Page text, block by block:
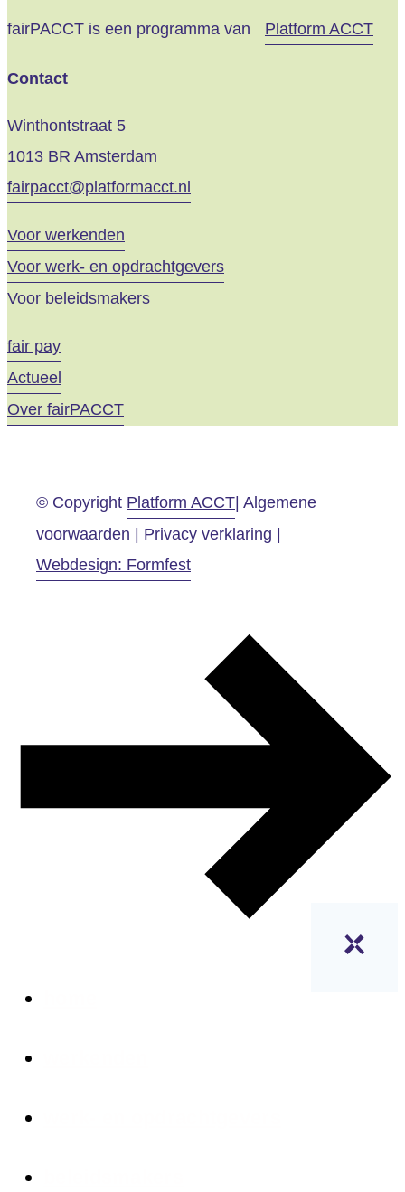
fairPACCT is een programma van Platform ACCT
Contact
Winthontstraat 5
1013 BR Amsterdam
fairpacct@platformacct.nl
Voor werkenden
Voor werk- en opdrachtgevers
Voor beleidsmakers
fair pay
Actueel
Over fairPACCT
© Copyright Platform ACCT | Algemene
voorwaarden | Privacy verklaring |
Webdesign: Formfest